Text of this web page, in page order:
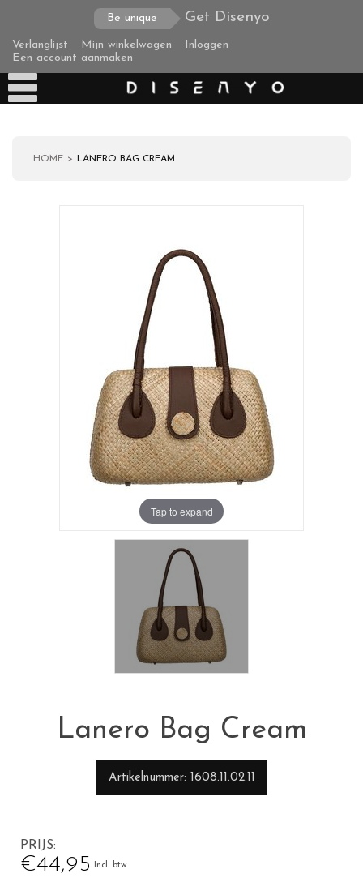
Be unique Get Disenyo
Verlanglijst Mijn winkelwagen
Inloggen
Een account aanmaken
HOME LANERO BAG CREAM
Tap to expand
Lanero Bag Cream
Artikelnummer 1608.11.02.11
PRIJS
€44,95 Incl. btw